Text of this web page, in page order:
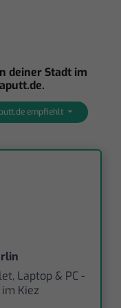
deiner Stadt im
empfiehlt
Laptop & PC -
Kiez